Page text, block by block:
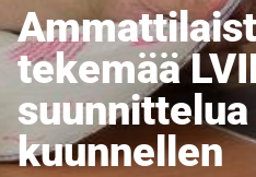
tekemää
kuunnellen